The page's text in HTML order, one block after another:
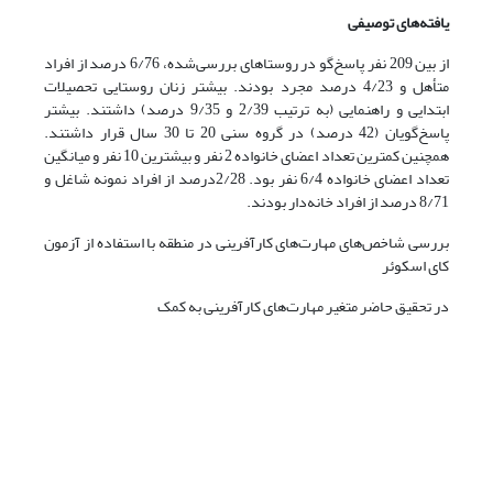
یافته‌های توصیفی
از بین 209 نفر پاسخ‌گو در روستاهای بررسی‌شده، 6/76 درصد از افراد
متأهل و 4/23 درصد مجرد بودند. بیشتر زنان روستایی تحصیلات
ابتدایی و راهنمایی (به ترتیب 2/39 و 9/35 درصد) داشتند. بیشتر
پاسخ‌گویان (42 درصد) در گروه سنی 20 تا 30 سال قرار داشتند.
همچنین کمترین تعداد اعضای خانواده 2 نفر و بیشترین 10 نفر و میانگین
تعداد اعضای خانواده 6/4 نفر بود. 2/28درصد از افراد نمونه شاغل و
8/71 درصد از افراد خانه‌دار بودند.
بررسی شاخص‌های مهارت‌های کارآفرینی در منطقه با استفاده از آزمون
کای اسکوئر
در تحقیق حاضر متغیر مهارت‌های کارآفرینی به کمک